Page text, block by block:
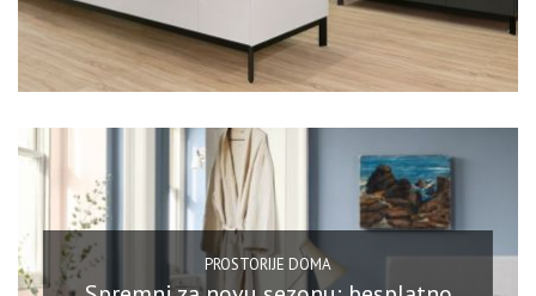
PROSTORIJE DOMA